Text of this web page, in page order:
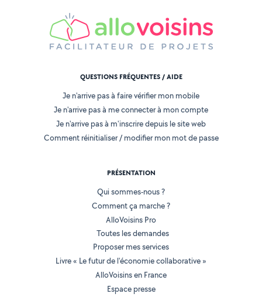
QUESTIONS FRÉQUENTES / AIDE
Je n'arrive pas à faire vérifier mon mobile
Je n'arrive pas à me connecter à mon compte
Je n'arrive pas à m'inscrire depuis le site web
Comment réinitialiser / modifier mon mot de passe
PRÉSENTATION
Qui sommes-nous ?
Comment ça marche ?
AlloVoisins Pro
Toutes les demandes
Proposer mes services
Livre « Le futur de l'économie collaborative »
AlloVoisins en France
Espace presse